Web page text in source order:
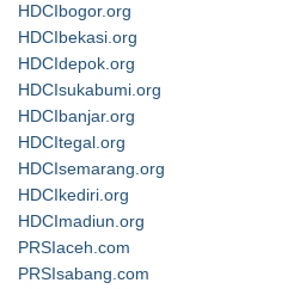
HDCIbogor.org
HDCIbekasi.org
HDCIdepok.org
HDCIsukabumi.org
HDCIbanjar.org
HDCItegal.org
HDCIsemarang.org
HDCIkediri.org
HDCImadiun.org
PRSIaceh.com
PRSIsabang.com